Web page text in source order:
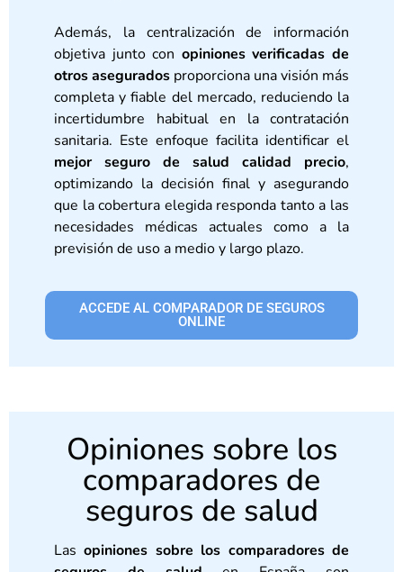
Además, la centralización de información
objetiva junto con opiniones verificadas de
otros asegurados proporciona una visión más
completa y fiable del mercado, reduciendo la
incertidumbre habitual en la contratación
sanitaria. Este enfoque facilita identificar el
mejor seguro de salud calidad precio,
optimizando la decisión final y asegurando
que la cobertura elegida responda tanto a las
necesidades médicas actuales como a la
previsión de uso a medio y largo plazo.
ACCEDE AL COMPARADOR DE SEGUROS
ONLINE
Opiniones sobre los
comparadores de
seguros de salud
Lasopiniones sobre los comparadores de